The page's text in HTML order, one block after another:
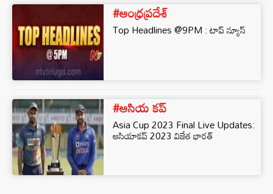
#ఆంధ్రప్రదేశ్
Top Headlines @9PM : టాప్‌ న్యూస్‌
#ఆసియ కప్
Asia Cup 2023 Final Live Updates:
ఆసియాకప్ 2023 విజేత భారత్